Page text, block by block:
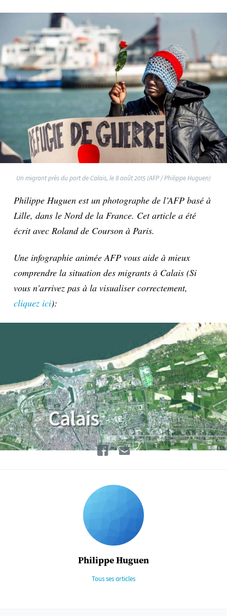
Un migrant près du port de Calais, le 8 août 2015 (AFP / Philippe Huguen)
Philippe Huguen est un photographe de l’AFP basé à
Lille, dans le Nord de la France. Cet article a été
écrit avec Roland de Courson à Paris.
Une infographie animée AFP vous aide à mieux
comprendre la situation des migrants à Calais (Si
vous n'arrivez pas à la visualiser correctement,
cliquez ici):
Facebook
Email
Philippe Huguen
Tous ses articles